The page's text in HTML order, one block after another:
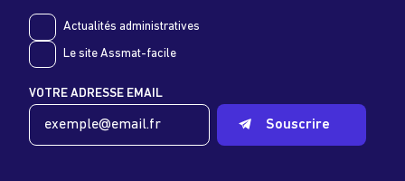
Actualités administratives
Le site Assmat-facile
VOTRE ADRESSE EMAIL
Souscrire